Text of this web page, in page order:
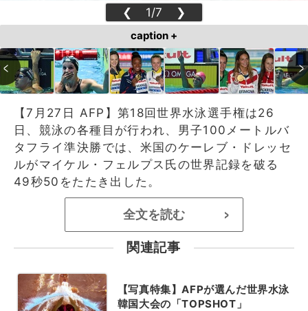
❮ 1/7 ❯
caption +
【7月27日 AFP】第18回世界水泳選手権は26
日、競泳の各種目が行われ、男子100メートルバ
タフライ準決勝では、米国のケーレブ・ドレッセ
ルがマイケル・フェルプス氏の世界記録を破る
49秒50をたたき出した。
全文を読む >
関連記事
【写真特集】AFPが選んだ世界水泳
韓国大会の「TOPSHOT」